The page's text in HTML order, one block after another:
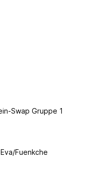
Swap Gruppe 1
Fuenkche